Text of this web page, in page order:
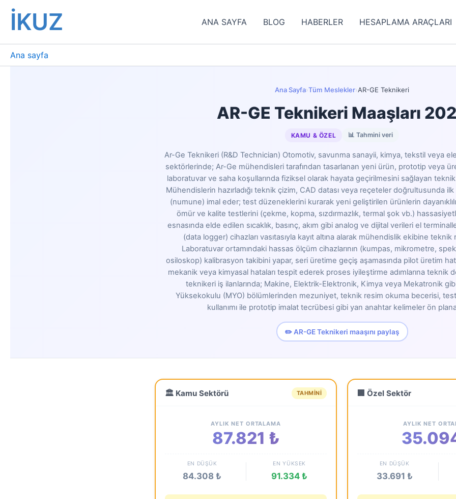
İçeriğe
İKUZ ANA SAYFA BLOG HABERLER HESAPLAMA ARAÇLARI
Ana sayfa
Ana Sayfa›Tüm Meslekler›AR-GE Teknikeri
AR-GE Teknikeri Maaşları
KAMU & ÖZEL 📊 Tahmini veri
Ar-Ge Teknikeri (R&D Technician) Otomotiv, savunma sanayii, kimya, tekstil veya
sektörlerinde; Ar-Ge mühendisleri tarafından tasarlanan yeni ürün, prototip veya
laboratuvar ve saha koşullarında fiziksel olarak hayata geçirilmesini sağlayan teknik
Mühendislerin hazırladığı teknik çizim, CAD datası veya reçeteler doğrultusunda
(numune) imal eder; test düzeneklerini kurarak yeni geliştirilen ürünlerin
ömür ve kalite testlerini (çekme, kopma, sızdırmazlık, termal şok vb.)
esnasında elde edilen sıcaklık, basınç, akım gibi analog ve dijital verileri el
(data logger) cihazları vasıtasıyla kayıt altına alarak mühendislik ekibine teknik
Laboratuvar ortamındaki hassas ölçüm cihazlarının (kumpas, mikrometre,
osiloskop) kalibrasyon takibini yapar, seri üretime geçiş aşamasında pilot üretim
mekanik veya kimyasal hataları tespit ederek proses iyileştirme adımlarına teknik
teknikeri iş ilanlarında; Makine, Elektrik-Elektronik, Kimya veya Mekatronik
Yüksekokulu (MYO) bölümlerinden mezuniyet, teknik resim okuma becerisi,
kullanımı ile prototip imalat tecrübesi gibi yan anahtar kelimeler ön
✏️ AR-GE Teknikeri maaşını paylaş
🏛️ Kamu Sektörü TAHMINI
AYLIK NET ORTALAMA
87.821 ₺
EN DÜŞÜK
84.308 ₺
EN YÜKSEK
91.334 ₺
🏢 Özel Sektör
AYLIK NET
EN DÜŞÜK
33.691 ₺